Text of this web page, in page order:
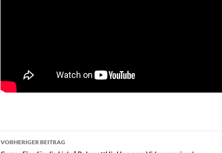
Beitragsnavigation
VORHERIGER BEITRAG